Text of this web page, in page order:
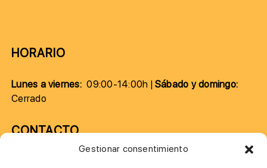
Gestionar consentimiento
HORARIO
Lunes a viernes:09:00-14:00h |Sábado y domingo:
Cerrado
CONTACTO